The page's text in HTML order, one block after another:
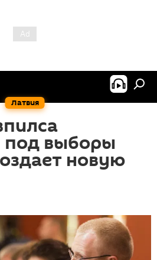
Латвия
выборы
новую